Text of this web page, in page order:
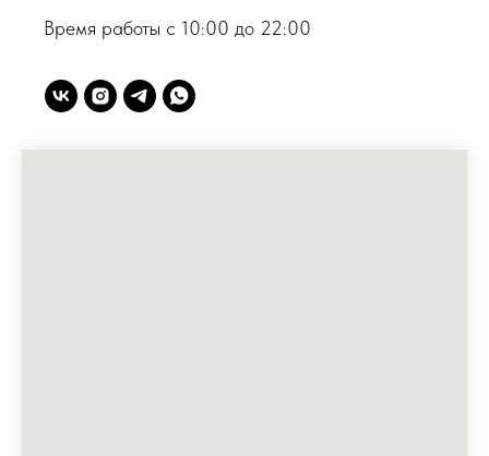
Время работы с 10:00 до 22:00